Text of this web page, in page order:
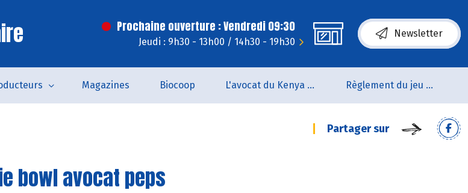
Prochaine ouverture : Vendredi 09:30
Jeudi : 9h30 - 13h00 / 14h30 - 19h30
Newsletter
Magazines Biocoop L'avocat du Kenya arrive en rayon !! Règlement du jeu concours Anniversaire BIOCOOP de L’estuaire
Partager sur
bowl avocat peps